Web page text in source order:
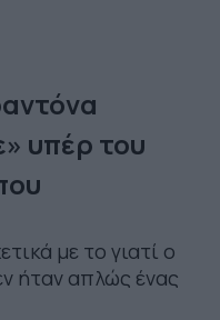
υπέρ του
με το γιατί ο
ήταν απλώς ένας